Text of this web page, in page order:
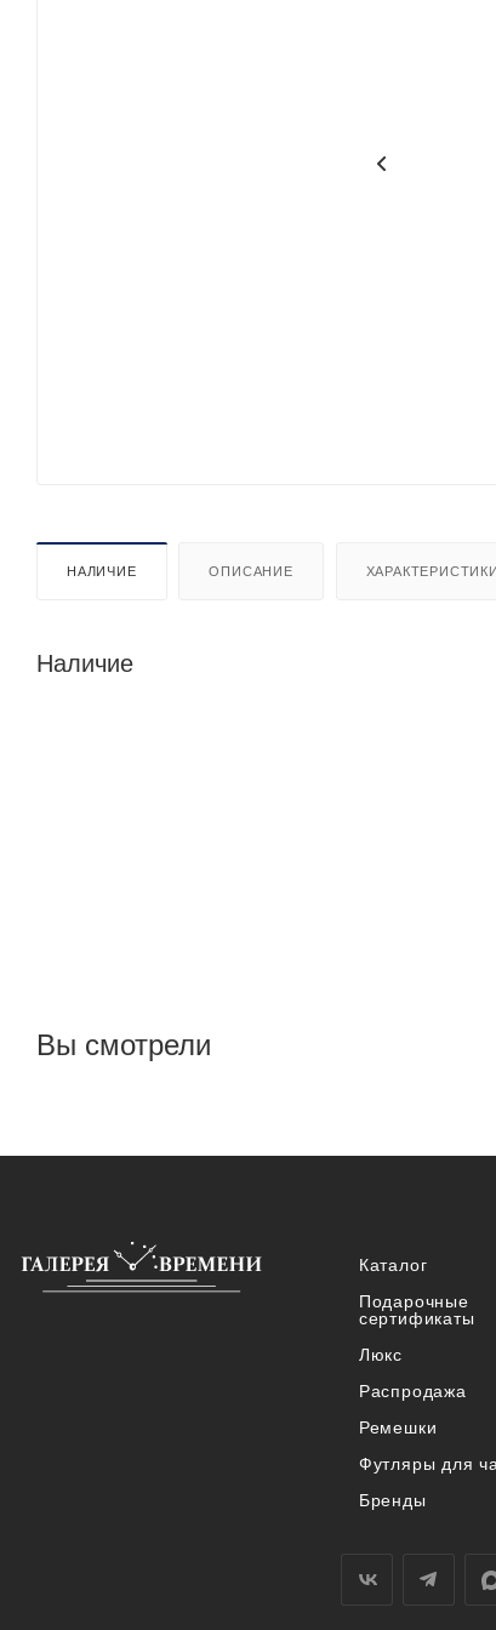
НАЛИЧИЕ ОПИСАНИЕ ХАРАКТЕРИСТИКИ
Наличие
Вы смотрели
Каталог
Подарочные
сертификаты
Люкс
Распродажа
Ремешки
Футляры для
Бренды